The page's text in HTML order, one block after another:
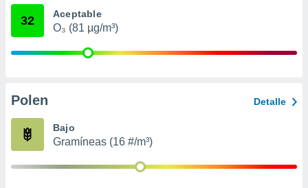
e
de
32 Aceptable
O₃ (81 µg/m³)
Polen Detalle
Bajo
Gramíneas (16 #/m³)